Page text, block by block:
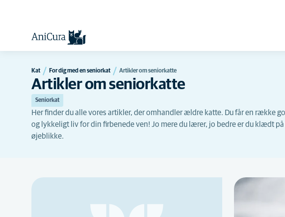
Kat For dig med en seniorkat Artikler om seniorkatte
Artikler om seniorkatte
Seniorkat
Her finder du alle vores artikler, der omhandler ældre katte. Du får en række
og lykkeligt liv for din firbenede ven! Jo mere du lærer, jo bedre er du klædt
øjeblikke.